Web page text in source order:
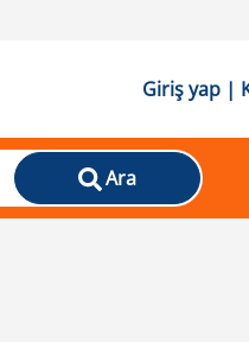
Giriş yap |
Ara